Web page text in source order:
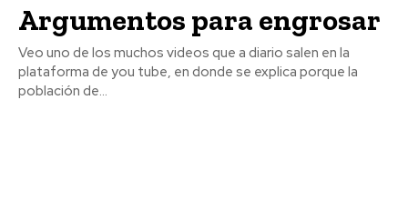
Argumentos para engrosar
Veo uno de los muchos videos que a diario salen en la
plataforma de you tube, en donde se explica porque la
población de...